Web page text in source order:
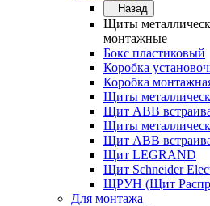
Назад
Щиты
монтажные
Бокс пластиковый
Коробка
Коробка
Щиты
Щит ABB
Щиты
Щит ABB
Щит LEGRAND
Щит Schneider
ЩРУН (Щит
Для монтажа